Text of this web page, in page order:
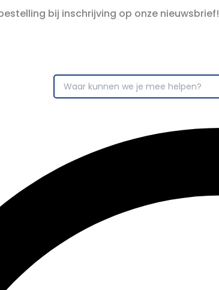
bij inschrijving op onze nieuwsbrief!